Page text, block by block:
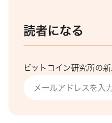
読者になる
ビットコイン研究所の